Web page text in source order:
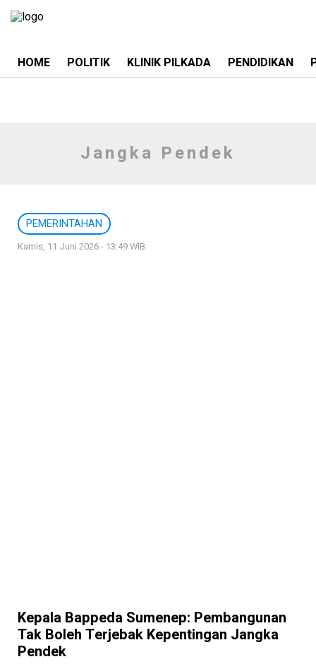
HOME POLITIK KLINIK PILKADA PENDIDIKAN
Jangka Pendek
PEMERINTAHAN
Kamis, 11 Juni 2026 - 13:49 WIB
Kepala Bappeda Sumenep: Pembangunan
Tak Boleh Terjebak Kepentingan Jangka
Pendek